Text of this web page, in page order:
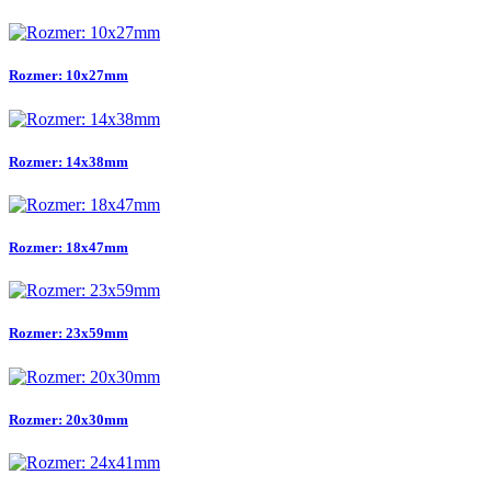
Rozmer: 10x27mm
Rozmer: 14x38mm
Rozmer: 18x47mm
Rozmer: 23x59mm
Rozmer: 20x30mm